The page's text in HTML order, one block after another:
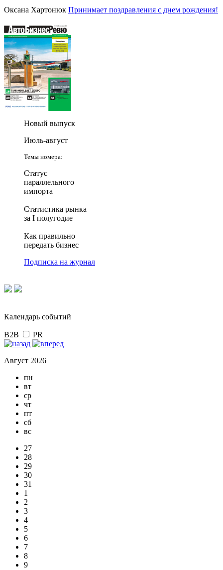
Оксана Хартонюк Принимает поздравления с днем рождения!
Новый выпуск
Июль-август
Темы номера:
Статус
параллельного
импорта
Статистика рынка
за I полугодие
Как правильно
передать бизнес
Подписка на журнал
Календарь событий
B2B PR
Август 2026
пн
вт
ср
чт
пт
сб
вс
27
28
29
30
31
1
2
3
4
5
6
7
8
9